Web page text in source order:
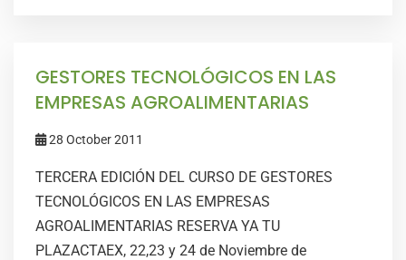
GESTORES TECNOLÓGICOS EN LAS
EMPRESAS AGROALIMENTARIAS
28 October 2011
TERCERA EDICIÓN DEL CURSO DE GESTORES
TECNOLÓGICOS EN LAS EMPRESAS
AGROALIMENTARIAS RESERVA YA TU
PLAZACTAEX, 22,23 y 24 de Noviembre de